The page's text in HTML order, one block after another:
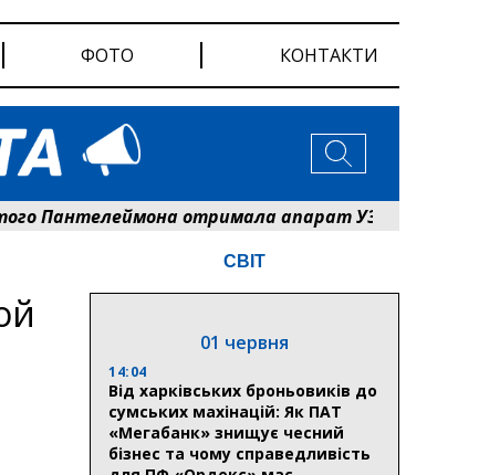
ФОТО КОНТАКТИ
Пантелеймона отримала апарат УЗД та
СВІТ
01 червня
14:04
Від харківських броньовиків до
сумських махінацій: Як ПАТ
«Мегабанк» знищує чесний
бізнес та чому справедливість